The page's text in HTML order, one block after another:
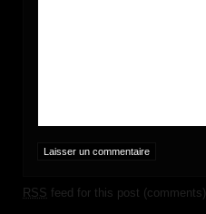
RSS feed for this post (comments)